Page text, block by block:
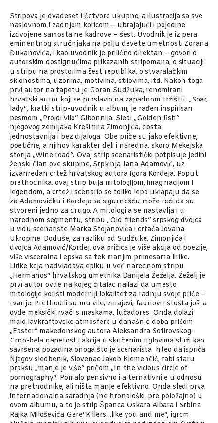
Stripova je dvadeset i četvoro ukupno, a ilustracija sa sve
naslovnom i zadnjom koricom – ubrajajući i pojedine
izdvojene samostalne kadrove – šest. Uvodnik je iz pera
eminentnog stručnjaka na polju devete umetnosti Zorana
Đukanovića, i kao uvodnik je prilično direktan – govori o
autorskim dostignućima prikazanih stripomana, o situaciji
u stripu na prostorima šest republika, o stvaralačkim
sklonostima, uzorima, motivima, stilovima, itd. Nakon toga
prvi autor na tapetu je Goran Sudžuka, renomirani
hrvatski autor koji se proslavio na zapadnom tržištu. „Soar,
lady“, kratki strip-uvodnik u album, je rađen inspirisan
pesmom „Projdi vilo“ Gibonnija. Sledi „Golden fish“
njegovog zemljaka Krešimira Zimonjića, dosta
jednostavnija i bez dijaloga. Obe priče su jako efektivne,
poetične, a njihov karakter deli i naredna, skoro Mekejska
storija „Wine road“. Ovaj strip scenaristički potpisuje jedini
ženski član ove skupine, Srpkinja Jana Adamović, uz
izvanredan crtež hrvatskog autora Igora Kordeja. Poput
prethodnika, ovaj strip buja mitologijom, imaginacijom i
legendom, a crtež i scenario se toliko lepo uklapaju da se
za Adamovićku i Kordeja sa sigurnošću može reći da su
stvoreni jedno za drugo. A mitologija se nastavlja i u
narednom segmentu, stripu „Old friends“ srpskog dvojca
u vidu scenariste Marka Stojanovića i crtača Jovana
Ukropine. Doduše, za razliku od Sudžuke, Zimonjića i
dvojca Adamović/Kordej, ova pričica je više akcija od poezije,
više visceralna i epska sa tek manjim primesama lirike.
Lirike koja nadvladava epiku u već narednom stripu
„Hermanos“ hrvatskog umetnika Danijela Žeželja. Žeželj je
prvi autor ovde na kojeg čitalac nailazi da umesto
mitologije koristi moderniji lokalitet za radnju svoje priče –
rvanje. Prethodili su mu vile, zmajevi, faunovi i štošta još, a
ovde meksički rvači s maskama, lučadores. Onda dolazi
malo lavkraftovske atmosfere u današnje doba pričom
„Easter“ makedonskog autora Aleksandra Sotirovskog.
Crno-bela napetost i akcija u skučenim uglovima služi kao
savršena pozadina onoga što je scenarista hteo da ispriča.
Njegov sledbenik, Slovenac Jakob Klemenčić, rabi staru
praksu „manje je više“ pričom „In the vicious circle of
pornography“. Pomalo pensivno i alternativnije u odnosu
na prethodnike, ali ništa manje efektivno. Onda sledi prva
internacionalna saradnja (ne hronološki, pre položajno) u
ovom albumu, a to je strip Španca Oskara Aibara i Srbina
Rajka Miloševića Gere“Killers…like you and me“, igrom